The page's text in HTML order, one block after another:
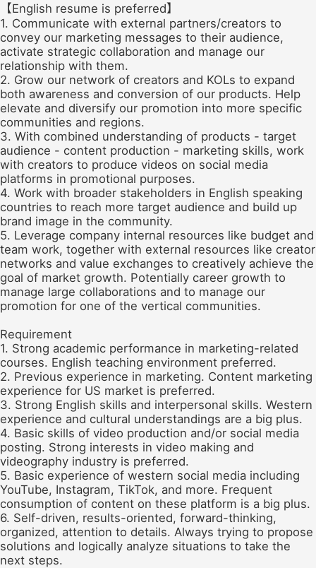
【English resume is preferred】
1. Communicate with external partners/creators to
convey our marketing messages to their audience,
activate strategic collaboration and manage our
relationship with them.
2. Grow our network of creators and KOLs to expand
both awareness and conversion of our products. Help
elevate and diversify our promotion into more specific
communities and regions.
3. With combined understanding of products - target
audience - content production - marketing skills, work
with creators to produce videos on social media
platforms in promotional purposes.
4. Work with broader stakeholders in English speaking
countries to reach more target audience and build up
brand image in the community.
5. Leverage company internal resources like budget and
team work, together with external resources like creator
networks and value exchanges to creatively achieve the
goal of market growth. Potentially career growth to
manage large collaborations and to manage our
promotion for one of the vertical communities.
Requirement
1. Strong academic performance in marketing-related
courses. English teaching environment preferred.
2. Previous experience in marketing. Content marketing
experience for US market is preferred.
3. Strong English skills and interpersonal skills. Western
experience and cultural understandings are a big plus.
4. Basic skills of video production and/or social media
posting. Strong interests in video making and
videography industry is preferred.
5. Basic experience of western social media including
YouTube, Instagram, TikTok, and more. Frequent
consumption of content on these platform is a big plus.
6. Self-driven, results-oriented, forward-thinking,
organized, attention to details. Always trying to propose
solutions and logically analyze situations to take the
next steps.